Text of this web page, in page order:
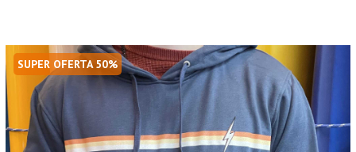
SUPER OFERTA 50%